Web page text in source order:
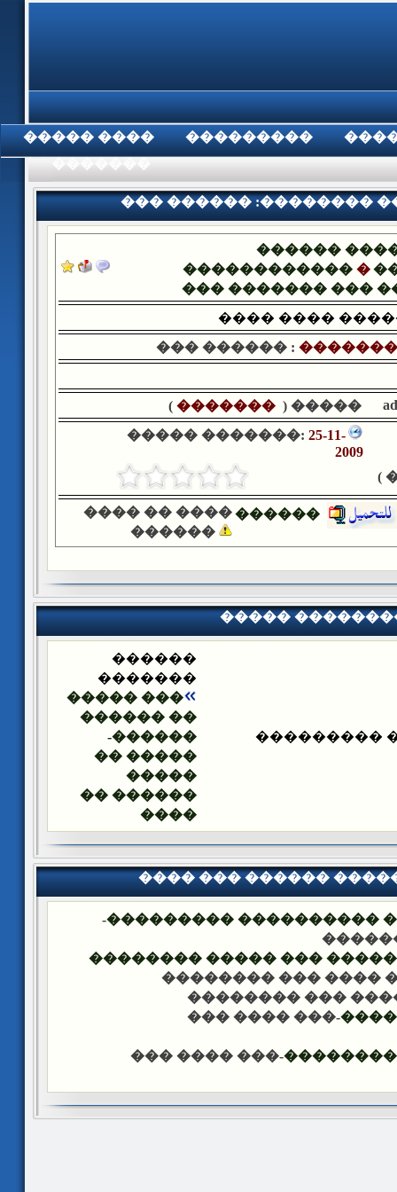
���� ����� ���������
��� ������ :��������
������
�������������
��� ������� ���
���� ����
��� ������ :
����� (
�������
)
����� �������: 25-11-
2009
���� �� ����
������
������
�����
�����
������
�������
��� �����
�� ������
������-
����� ��
�����
������ ��
����
���� ��� ������
�������� �� ���
-
���
���� ����� �������� ���
-��� ���� ���
-��� ���� ���
-��� ���� ���
������
-��� ���� ���